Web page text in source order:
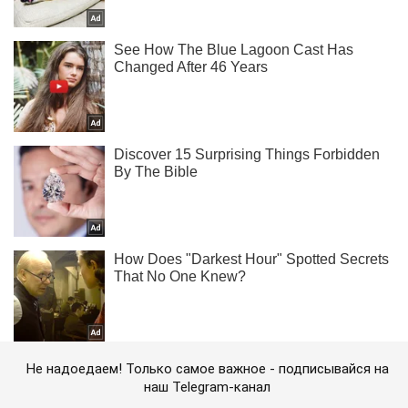
Не надоедаем! Только самое важное - подписывайся на
наш Telegram-канал